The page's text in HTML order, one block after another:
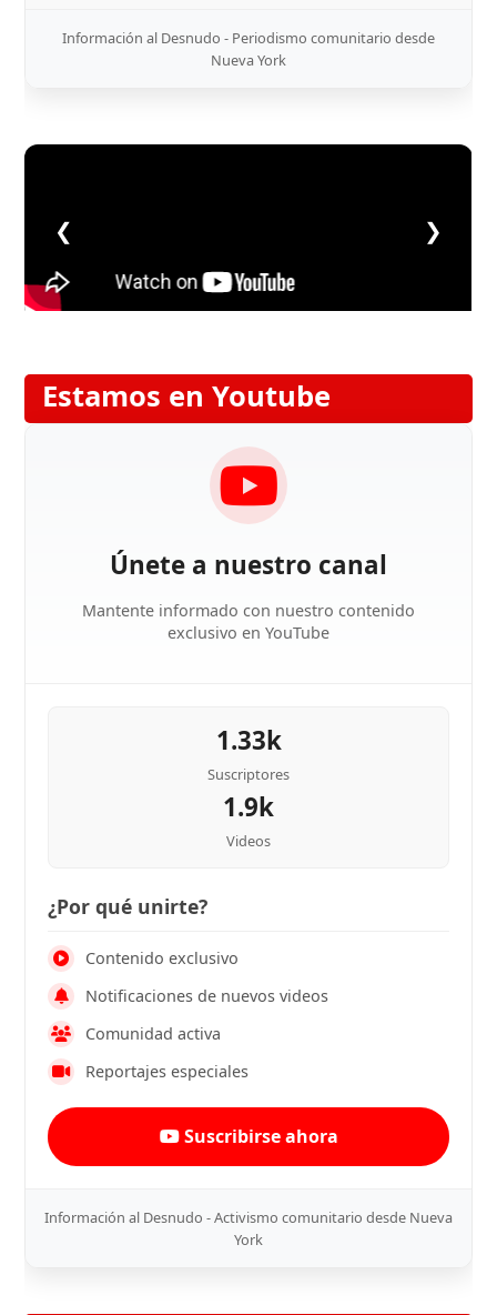
Información al Desnudo - Periodismo comunitario desde
Nueva York
❮ ❯
Estamos en Youtube
Únete a nuestro canal
Mantente informado con nuestro contenido
exclusivo en YouTube
1.33k
Suscriptores
1.9k
Videos
¿Por qué unirte?
Contenido exclusivo
Notificaciones de nuevos videos
Comunidad activa
Reportajes especiales
Suscribirse ahora
Información al Desnudo - Activismo comunitario desde Nueva
York